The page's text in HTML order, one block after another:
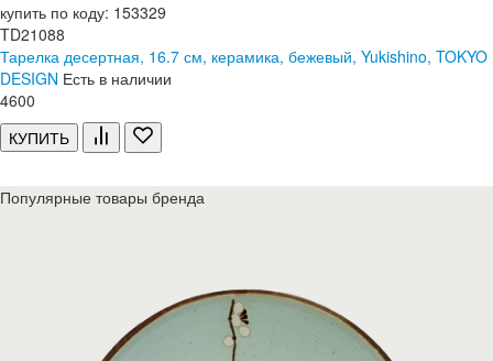
купить по коду: 153329
TD21088
Тарелка десертная, 16.7 см, керамика, бежевый, Yukishino, TOKYO
DESIGN Есть в наличии
4600
КУПИТЬ
Популярные товары бренда